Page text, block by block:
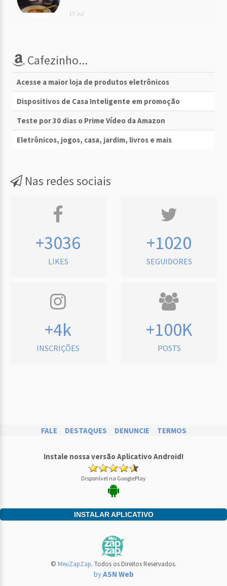
17 Jul
Cafezinho...
Acesse a maior loja de produtos eletrônicos
Dispositivos de Casa Inteligente em promoção
Teste por 30 dias o Prime Vídeo da Amazon
Eletrônicos, jogos, casa, jardim, livros e mais
Nas redes sociais
+3036
LIKES
+1020
SEGUIDORES
+4k
INSCRIÇÕES
+100K
POSTS
FALE DESTAQUES DENUNCIE TERMOS
Instale nossa versão Aplicativo Android!
Disponível na GooglePlay
INSTALAR APLICATIVO
© MeuZapZap. Todos os Direitos Reservados.
byASN Web